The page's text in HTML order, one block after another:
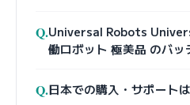
Q.Universal Robots
働ロボット 極美品 のバッ
Q.日本での購入・サポート